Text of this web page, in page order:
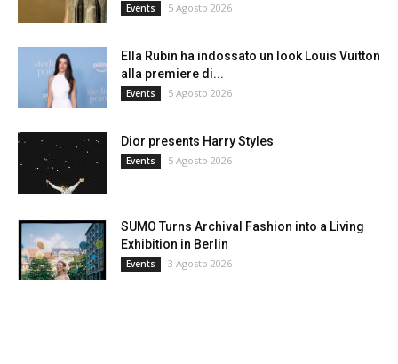
Events 5 Agosto 2026
Ella Rubin ha indossato un look Louis Vuitton
alla premiere di...
Events 5 Agosto 2026
Dior presents Harry Styles
Events 5 Agosto 2026
SUMO Turns Archival Fashion into a Living
Exhibition in Berlin
Events 3 Agosto 2026